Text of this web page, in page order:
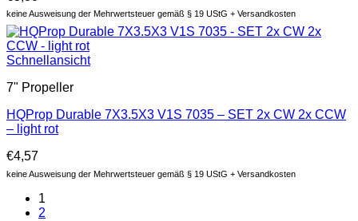
keine Ausweisung der Mehrwertsteuer gemäß § 19 UStG + Versandkosten
Schnellansicht
7" Propeller
HQProp Durable 7X3.5X3 V1S 7035 – SET 2x CW 2x CCW
– light rot
€4,57
keine Ausweisung der Mehrwertsteuer gemäß § 19 UStG + Versandkosten
1
2